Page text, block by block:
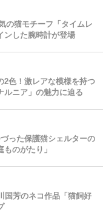
の猫モチーフ「タイムレ
ンした腕時計が登場
2色！激レアな模様を持つ
ルニア」の魅力に迫る
った保護猫シェルターの
のがたり」
国芳のネコ作品「猫飼好